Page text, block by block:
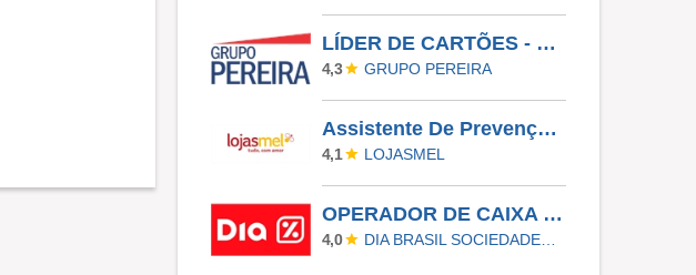
LÍDER DE CARTÕES - CUIABÁ
4,3 GRUPO PEREIRA
Assistente De Prevenção De Perdas
4,1 LOJASMEL
OPERADOR DE CAIXA (OP LOJA SUPERMERCADO) - LEOPOLDINA - TARDE/NOITE
4,0